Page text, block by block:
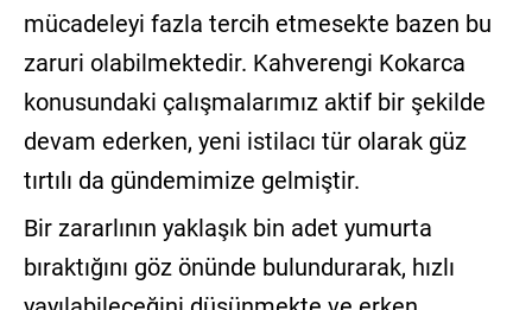
mücadeleyi fazla tercih etmesekte bazen bu
zaruri olabilmektedir. Kahverengi Kokarca
konusundaki çalışmalarımız aktif bir şekilde
devam ederken, yeni istilacı tür olarak güz
tırtılı da gündemimize gelmiştir.
Bir zararlının yaklaşık bin adet yumurta
bıraktığını göz önünde bulundurarak, hızlı